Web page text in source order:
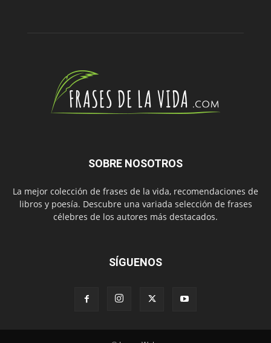
SOBRE NOSOTROS
La mejor colección de frases de la vida, recomendaciones de
libros y poesía. Descubre una variada selección de frases
célebres de los autores más destacados.
SÍGUENOS